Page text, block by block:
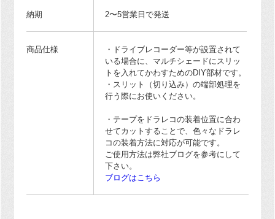
納期 2〜5営業日で発送
商品仕様
・ドライブレコーダー等が設置されて
いる場合に、マルチシェードにスリッ
トを入れてかわすためのDIY部材です。
・スリット（切り込み）の端部処理を
行う際にお使いください。
・テープをドラレコの装着位置に合わ
せてカットすることで、色々なドラレ
コの装着方法に対応が可能です。
ご使用方法は弊社ブログを参考にして
下さい。
ブログはこちら